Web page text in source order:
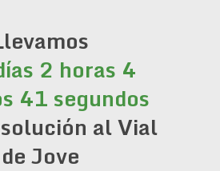
2 horas 4
41 segundos
al Vial
de Jove